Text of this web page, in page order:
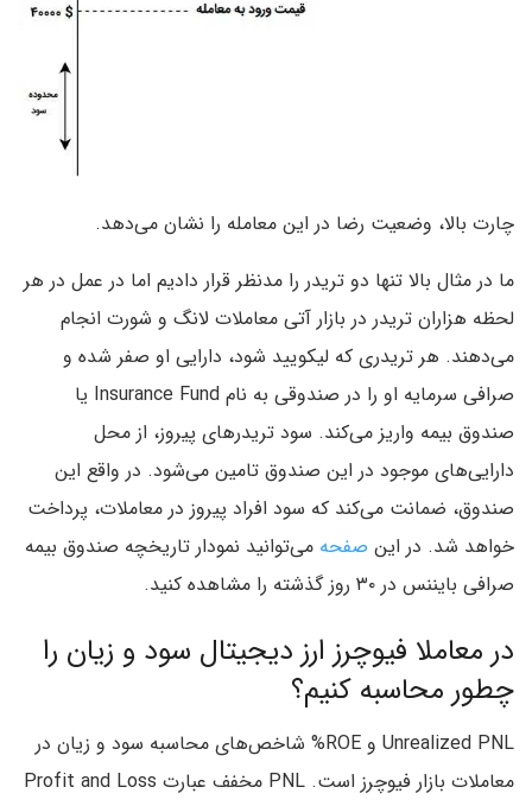
چارت بالا، وضعیت رضا در این معامله را نشان می‌دهد.
ما در مثال بالا تنها دو تریدر را مدنظر قرار دادیم اما در عمل در هر
لحظه هزاران تریدر در بازار آتی معاملات لانگ و شورت انجام
می‌دهند. هر تریدری که لیکویید شود، دارایی او صفر شده و
صرافی سرمایه او را در صندوقی به نام Insurance Fund یا
صندوق بیمه واریز می‌کند. سود تریدرهای پیروز، از محل
دارایی‌های موجود در این صندوق تامین می‌شود. در واقع این
صندوق، ضمانت می‌کند که سود افراد پیروز در معاملات، پرداخت
خواهد شد. در این صفحه می‌توانید نمودار تاریخچه صندوق بیمه
صرافی بایننس در ۳۰ روز گذشته را مشاهده کنید.
در معاملا فیوچرز ارز دیجیتال سود و زیان را
چطور محاسبه کنیم؟
Unrealized PNL و ROE% شاخص‌های محاسبه سود و زیان در
معاملات بازار فیوچرز است. PNL مخفف عبارت Profit and Loss